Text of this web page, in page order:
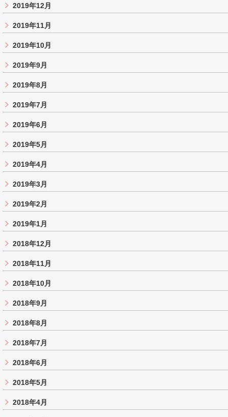
2019年12月
2019年11月
2019年10月
2019年9月
2019年8月
2019年7月
2019年6月
2019年5月
2019年4月
2019年3月
2019年2月
2019年1月
2018年12月
2018年11月
2018年10月
2018年9月
2018年8月
2018年7月
2018年6月
2018年5月
2018年4月